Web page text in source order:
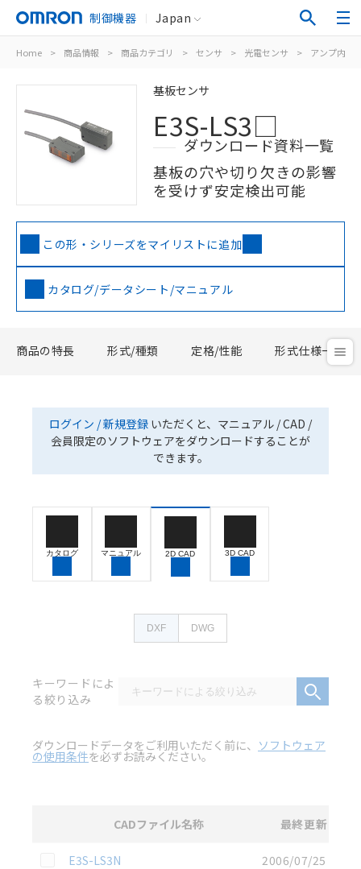
制御機器 Japan
Home > 商品情報 > 商品カテゴリ > センサ > 光電センサ > アンプ内蔵
基板センサ
E3S-LS3□
ダウンロード資料一覧
基板の穴や切り欠きの影響
を受けず安定検出可能
この形・シリーズをマイリストに追加
カタログ/データシート/マニュアル
商品の特長 形式/種類 定格/性能 形式仕様一覧
ログイン / 新規登録 いただくと、マニュアル / CAD /
会員限定のソフトウェアをダウンロードすることが
できます。
カタログ マニュアル 2D CAD 3D CAD
DXF DWG
キーワードによ
る絞り込み
ダウンロードデータをご利用いただく前に、 ソフトウェア
の使用条件を必ずお読みください。
CADファイル名称 最終更新
この資料を選択
E3S-LS3N 2006/07/25